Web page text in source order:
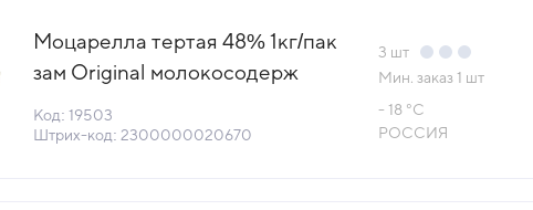
Моцарелла тертая 48% 1кг/пак
зам Original молокосодерж
19503) (-18°С)
Код: 19503
Штрих-код: 2300000020670
3 шт
Мин. заказ 1 шт
- 18 °С
РОССИЯ